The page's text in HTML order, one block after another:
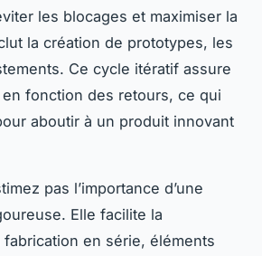
les blocages et maximiser la
la création de prototypes, les
Ce cycle itératif assure
fonction des retours, ce qui
aboutir à un produit innovant
pas l’importance d’une
Elle facilite la
en série, éléments